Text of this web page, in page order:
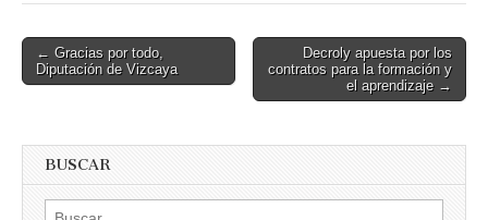
Post
navigation
← Gracias por todo,
Diputación de Vizcaya
Decroly apuesta por los
contratos para la formación y
el aprendizaje →
BUSCAR
Buscar: